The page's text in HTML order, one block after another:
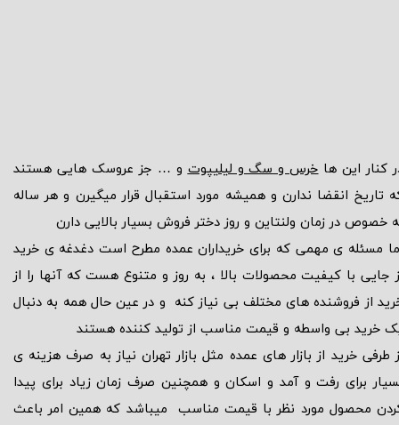
کنار این هاخرس و سگ و لیلیپوتو … جز عروسک هایی هستند
تاریخ انقضا ندارن و همیشه مورد استقبال قرار میگیرن و هر ساله
خصوص در زمان ولنتاین و روز دختر فروش بسیار بالایی دارن
مسئله ی مهمی که برای خریداران عمده مطرح است دغدغه ی خرید
جایی با کیفیت محصولات بالا ، به روز و متنوع هست که آنها را از
از فروشنده های مختلف بی نیاز کنه و در عین حال همه به دنبال
خرید بی واسطه و قیمت مناسب از تولید کننده هستند
طرفی خرید از بازار های عمده مثل بازار تهران نیاز به صرف هزینه ی
برای رفت و آمد و اسکان و همچنین صرف زمان زیاد برای پیدا
محصول مورد نظر با قیمت مناسب میباشد که همین امر باعث